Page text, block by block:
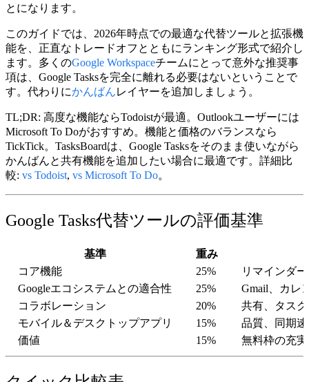
とになります。
このガイドでは、2026年時点での最適な代替ツールと拡張機
能を、正直なトレードオフとともにランキング形式で紹介し
ます。多くのGoogle Workspaceチームにとって意外な推奨事
項は、 Google Tasksを完全に離れる必要はないということで
す。代わりにかんばんレイヤーを追加しましょう。
TL;DR: 高度な機能ならTodoistが最適。Outlookユーザーには
Microsoft To Doがおすすめ。機能と価格のバランスなら
TickTick。 TasksBoardは、Google Tasksをそのまま使いながら
かんばんと共有機能を追加したい場合に最適です。詳細比
較: vs Todoist, vs Microsoft To Do。
Google Tasks代替ツールの評価基準
基準
重み
コア機能
25%
リマインダ
Googleエコシステムとの適合性
25%
Gmail、カレ
コラボレーション
20%
共有、タス
モバイル＆デスクトップアプリ
15%
品質、同期
価値
15% 無料枠の充